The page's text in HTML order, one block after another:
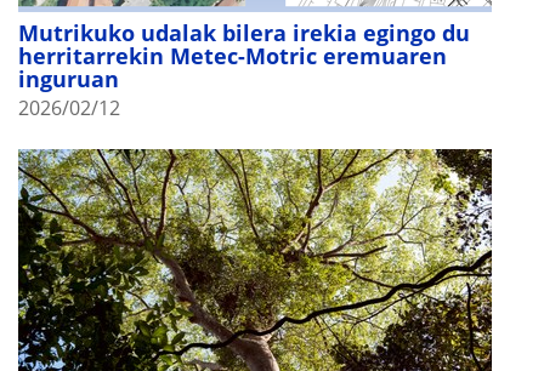
Mutrikuko udalak bilera irekia egingo du
herritarrekin Metec-Motric eremuaren
inguruan
2026/02/12